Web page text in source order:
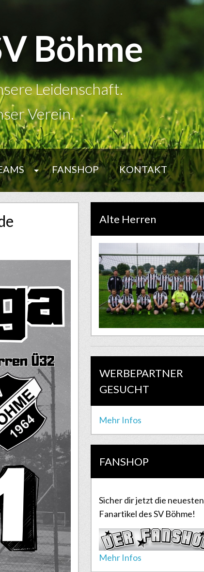
Böhme
Leidenschaft.
Verein.
FANSHOP KONTAKT
Alte Herren
WERBEPARTNER
GESUCHT
Mehr Infos
FANSHOP
Sicher dir jetzt die neuesten
Fanartikel des SV Böhme!
Mehr Infos